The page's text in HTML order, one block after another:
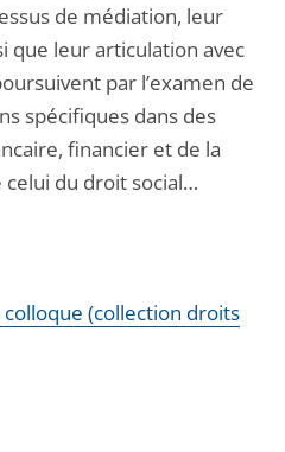
de médiation, leur
que leur articulation avec
par l’examen de
spécifiques dans des
financier et de la
du droit social…
(collection droits